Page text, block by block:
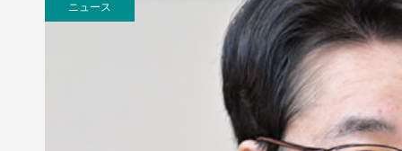
ニュース